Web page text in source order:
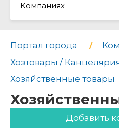
Компаниях
Портал города
Хозтовары /
Хозяйственные товары
Добавить